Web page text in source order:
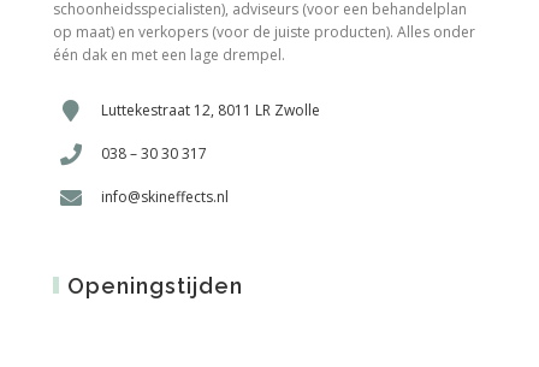
schoonheidsspecialisten), adviseurs (voor een behandelplan
op maat) en verkopers (voor de juiste producten). Alles onder
één dak en met een lage drempel.
Luttekestraat 12, 8011 LR Zwolle
038 – 30 30 317
info@skineffects.nl
Openingstijden